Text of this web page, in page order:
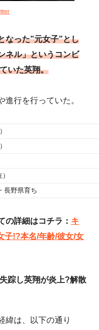
なった”元女子”とし
ネル」というコンビ
いた英翔。
進行を行っていた。
長野県育ち
の詳細はコチラ： キ
子!?本名/年齢/彼女/女
踪し英翔が炎上?解散
緯は、以下の通り